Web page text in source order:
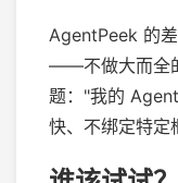
AgentPeek 的
——不做大而全
题："我的
快、不绑定特定